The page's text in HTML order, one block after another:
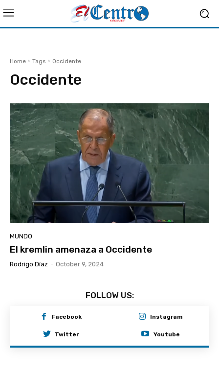
Home Tags Occidente
Occidente
MUNDO
El kremlin amenaza a Occidente
Rodrigo Díaz - October 9, 2024
FOLLOW US:
Facebook Instagram
Twitter Youtube